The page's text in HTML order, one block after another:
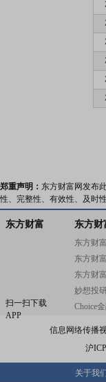
郑重声明： 东方财富网发布
性、完整性、有效性、及时
东方财富
扫一扫下载
APP
东方财
东方财
东方财
东方财
妙想投
Choice
信息网络传播
沪
关于我